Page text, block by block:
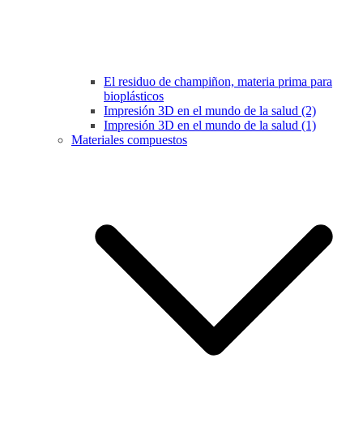
El residuo de champiñon, materia prima para
bioplásticos
Impresión 3D en el mundo de la salud (2)
Impresión 3D en el mundo de la salud (1)
Materiales compuestos